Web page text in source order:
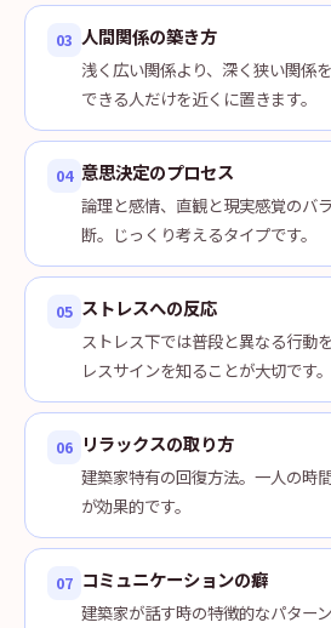
03 人間関係の築き方
浅く広い関係より、深く狭い関係
できる人だけを近くに置きます。
04 意思決定のプロセス
論理と感情、直観と現実感覚のバ
断。じっくり考えるタイプです。
05 ストレスへの反応
ストレス下では普段と異なる行動
レスサインを知ることが大切です。
06 リラックスの取り方
建築家特有の回復方法。一人の時
が効果的です。
07 コミュニケーションの癖
建築家が話す時の特徴的なパター